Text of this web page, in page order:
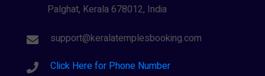
Palghat, Kerala 678012, India
support@keralatemplesbooking.com
Click Here for Phone Number